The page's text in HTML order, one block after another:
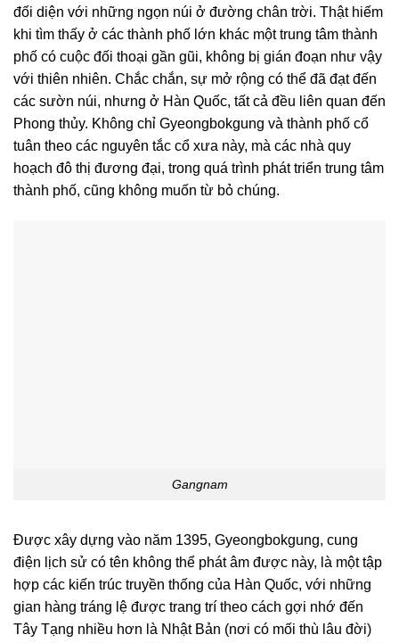
đối diện với những ngọn núi ở đường chân trời. Thật hiếm
khi tìm thấy ở các thành phố lớn khác một trung tâm thành
phố có cuộc đối thoại gần gũi, không bị gián đoạn như vậy
với thiên nhiên. Chắc chắn, sự mở rộng có thể đã đạt đến
các sườn núi, nhưng ở Hàn Quốc, tất cả đều liên quan đến
Phong thủy. Không chỉ Gyeongbokgung và thành phố cổ
tuân theo các nguyên tắc cổ xưa này, mà các nhà quy
hoạch đô thị đương đại, trong quá trình phát triển trung tâm
thành phố, cũng không muốn từ bỏ chúng.
Gangnam
Được xây dựng vào năm 1395, Gyeongbokgung, cung
điện lịch sử có tên không thể phát âm được này, là một tập
hợp các kiến ​​trúc truyền thống của Hàn Quốc, với những
gian hàng tráng lệ được trang trí theo cách gợi nhớ đến
Tây Tạng nhiều hơn là Nhật Bản (nơi có mối thù lâu đời)